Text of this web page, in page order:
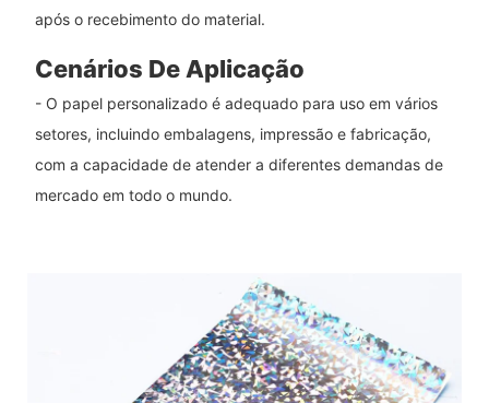
após o recebimento do material.
Cenários De Aplicação
- O papel personalizado é adequado para uso em vários
setores, incluindo embalagens, impressão e fabricação,
com a capacidade de atender a diferentes demandas de
mercado em todo o mundo.